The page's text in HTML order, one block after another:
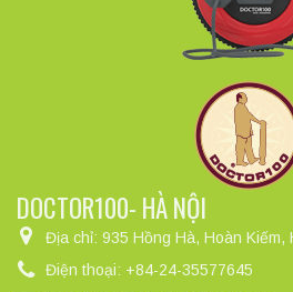
DOCTOR100- HÀ NỘI
Địa chỉ: 935 Hồng Hà, Hoàn Kiếm,
Điện thoại: +84-24-35577645